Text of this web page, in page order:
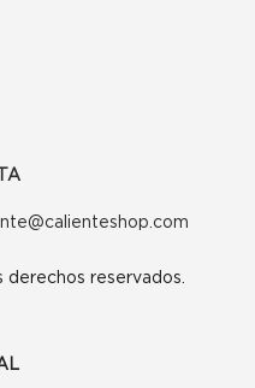
derechos reservados.